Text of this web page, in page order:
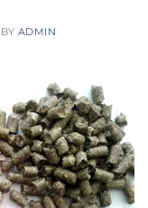
BY ADMIN